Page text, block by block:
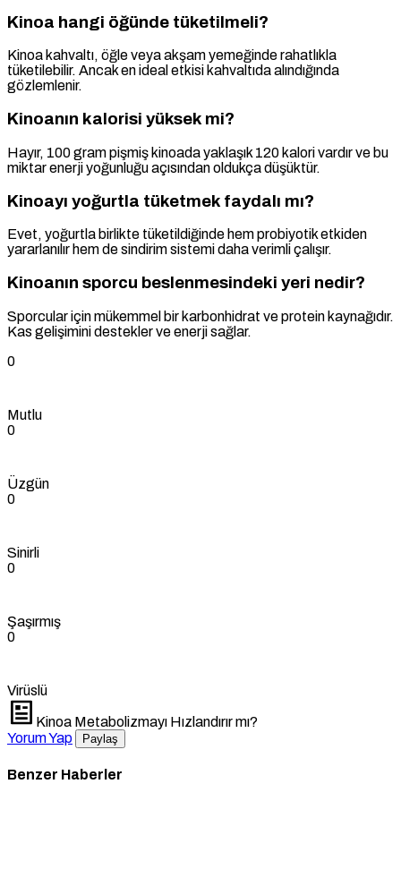
Kinoa hangi öğünde tüketilmeli?
Kinoa kahvaltı, öğle veya akşam yemeğinde rahatlıkla
tüketilebilir. Ancak en ideal etkisi kahvaltıda alındığında
gözlemlenir.
Kinoanın kalorisi yüksek mi?
Hayır, 100 gram pişmiş kinoada yaklaşık 120 kalori vardır ve bu
miktar enerji yoğunluğu açısından oldukça düşüktür.
Kinoayı yoğurtla tüketmek faydalı mı?
Evet, yoğurtla birlikte tüketildiğinde hem probiyotik etkiden
yararlanılır hem de sindirim sistemi daha verimli çalışır.
Kinoanın sporcu beslenmesindeki yeri nedir?
Sporcular için mükemmel bir karbonhidrat ve protein kaynağıdır.
Kas gelişimini destekler ve enerji sağlar.
0
Mutlu
0
Üzgün
0
Sinirli
0
Şaşırmış
0
Virüslü
Kinoa Metabolizmayı Hızlandırır mı?
Yorum Yap
Paylaş
Benzer Haberler